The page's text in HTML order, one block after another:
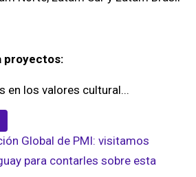
proyectos:
en los valores cultural...